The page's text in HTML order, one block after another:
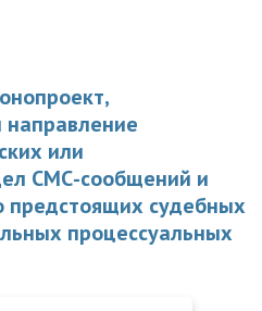
или
СМС-сообщений и
предстоящих судебных
процессуальных